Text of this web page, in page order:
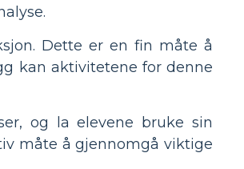
Dette er en fin måte å
kan aktivitetene for denne
og la elevene bruke sin
måte å gjennomgå viktige